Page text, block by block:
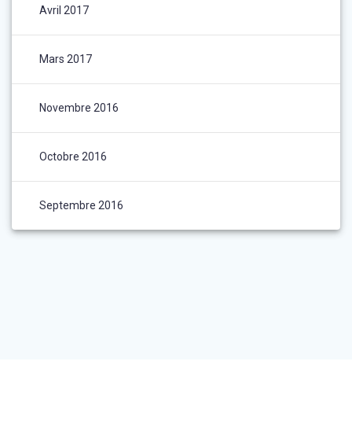
Avril 2017
Mars 2017
Novembre 2016
Octobre 2016
Septembre 2016